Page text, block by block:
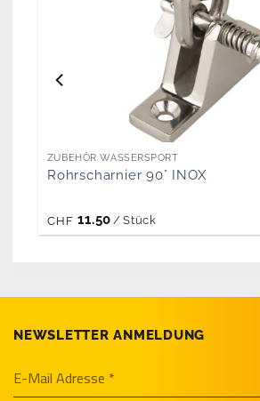
ZUBEHÖR WASSERSPORT
Rohrscharnier 90° INOX
CHF 11.50 / Stück
NEWSLETTER ANMELDUNG